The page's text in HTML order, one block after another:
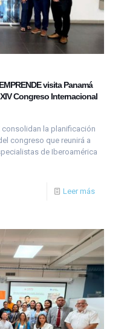
visita Panamá
Congreso Internacional
consolidan la planificación
congreso que reunirá a
de Iberoamérica
Leer más